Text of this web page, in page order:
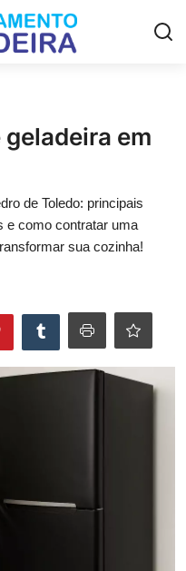
em
de Toledo: principais
e como contratar uma
sua cozinha!